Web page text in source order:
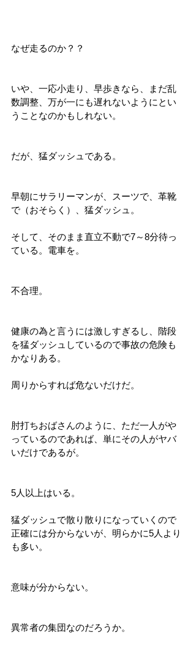
なぜ走るのか？？
いや、一応小走り、早歩きなら、まだ乱
数調整、万が一にも遅れないようにとい
うことなのかもしれない。
だが、猛ダッシュである。
早朝にサラリーマンが、スーツで、革靴
で（おそらく）、猛ダッシュ。
そして、そのまま直立不動で7～8分待っ
ている。電車を。
不合理。
健康の為と言うには激しすぎるし、階段
を猛ダッシュしているので事故の危険も
かなりある。
周りからすれば危ないだけだ。
肘打ちおばさんのように、ただ一人がや
っているのであれば、単にその人がヤバ
いだけであるが。
5人以上はいる。
猛ダッシュで散り散りになっていくので
正確には分からないが、明らかに5人より
も多い。
意味が分からない。
異常者の集団なのだろうか。